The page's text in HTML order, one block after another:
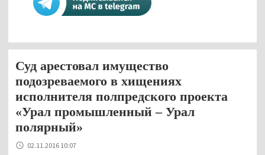
Суд арестовал имущество
подозреваемого в хищениях
исполнителя полпредского проекта
«Урал промышленный – Урал
полярный»
02.11.2016 10:07